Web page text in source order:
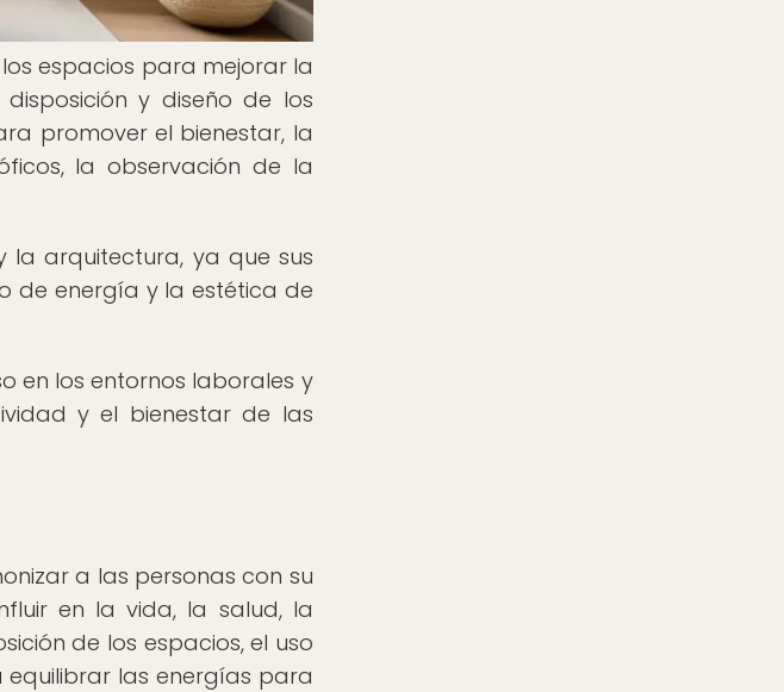
espacios para mejorar la
y diseño de los
promover el bienestar, la
la observación de la
la arquitectura, ya que sus
de energía y la estética de
en los entornos laborales y
y el bienestar de las
a las personas con su
en la vida, la salud, la
de los espacios, el uso
equilibrar las energías para